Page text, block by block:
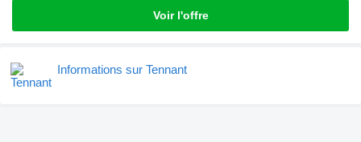
Voir l'offre
Informations sur Tennant